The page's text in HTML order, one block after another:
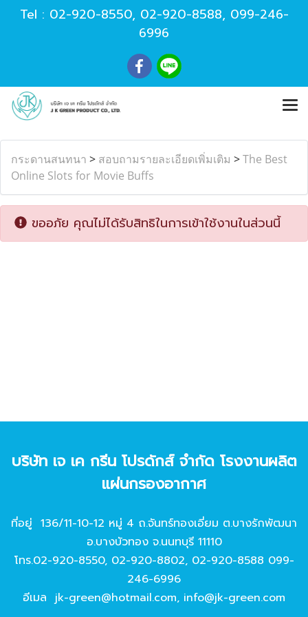
Tel : 02-920-8550, 02-920-8588, 099-246-
6996
กระดานสนทนา > สอบถามรายละเอียดเพิ่มเติม >The Best
Online Slots for Movie Buffs
ขออภัย คุณไม่ได้รับสิทธิในการเข้าใช้งานในส่วนนี้
บริษัท เจ เค กรีน โปรดักส์ จํากัด โรงงานผลิต
แผ่นกรองอากาศ
ที่อยู่ 136/11-10-12 หมู่ 4 ถ.จันทร์ทองเอี่ยม ต.บางรักพัฒนา
อ.บางบัวทอง จ.นนทบุรี 11110
โทร.02-920-8550, 02-920-8802, 02-920-8588 099-
246-6996
อีเมล jk-green@hotmail.com, info@jk-green.com